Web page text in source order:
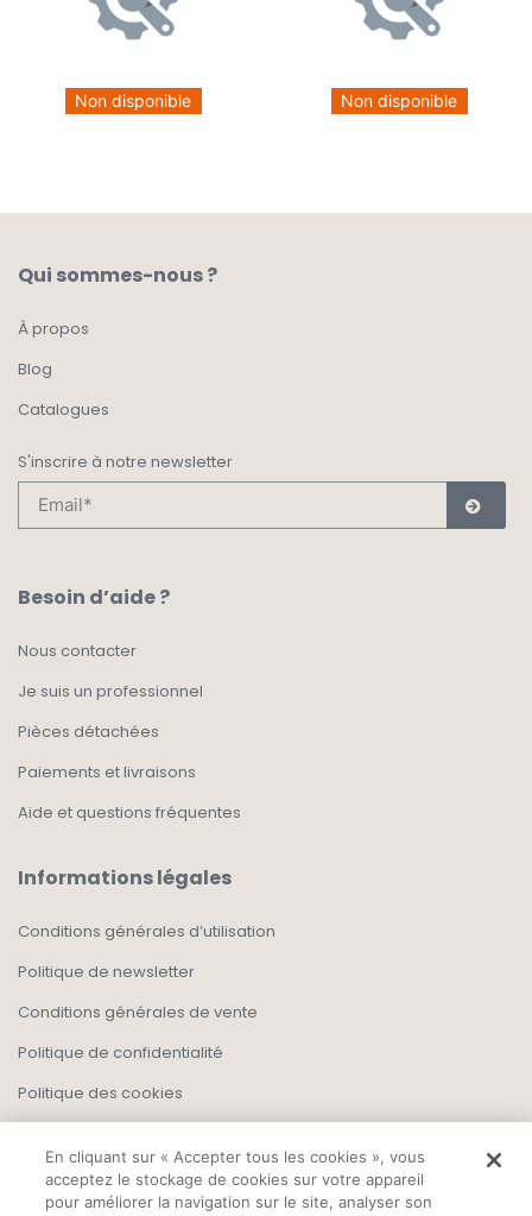
Non disponible Non disponible
Qui sommes-nous ?
À propos
Blog
Catalogues
S'inscrire à notre newsletter
Besoin d’aide ?
Nous contacter
Je suis un professionnel
Pièces détachées
Paiements et livraisons
Aide et questions fréquentes
Informations légales
Conditions générales d’utilisation
Politique de newsletter
Conditions générales de vente
Politique de confidentialité
Politique des cookies
En cliquant sur « Accepter tous les cookies », vous
acceptez le stockage de cookies sur votre appareil
pour améliorer la navigation sur le site, analyser son